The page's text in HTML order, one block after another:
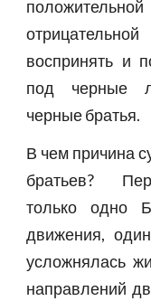
воспринять и
под черные
черные братья.
В чем причина
братьев?
только одно
движения,
усложнялась
направлений